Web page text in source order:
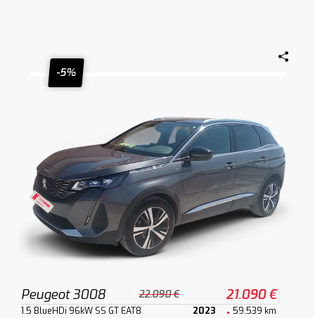
-5%
Peugeot 3008 22.090 € 21.090 €
1.5 BlueHDi 96kW SS GT EAT8 2023 59.539 km